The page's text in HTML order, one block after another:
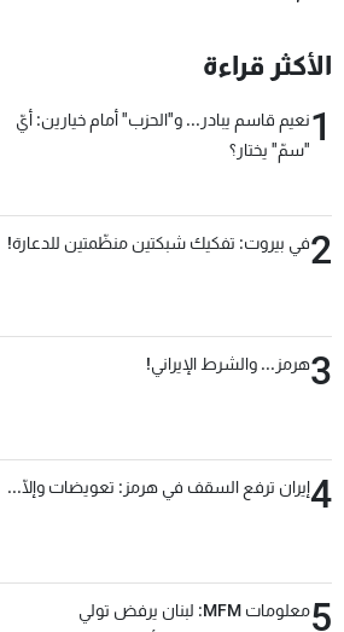
الأكثر قراءة
1نعيم قاسم يبادر... و"الحزب" أمام خيارين: أيّ
"سمّ" يختار؟
2في بيروت: تفكيك شبكتين منظّمتين للدعارة!
3هرمز... والشرط الإيراني!
4إيران ترفع السقف في هرمز: تعويضات وإلّا...
5
معلومات MFM: لبنان يرفض تولي